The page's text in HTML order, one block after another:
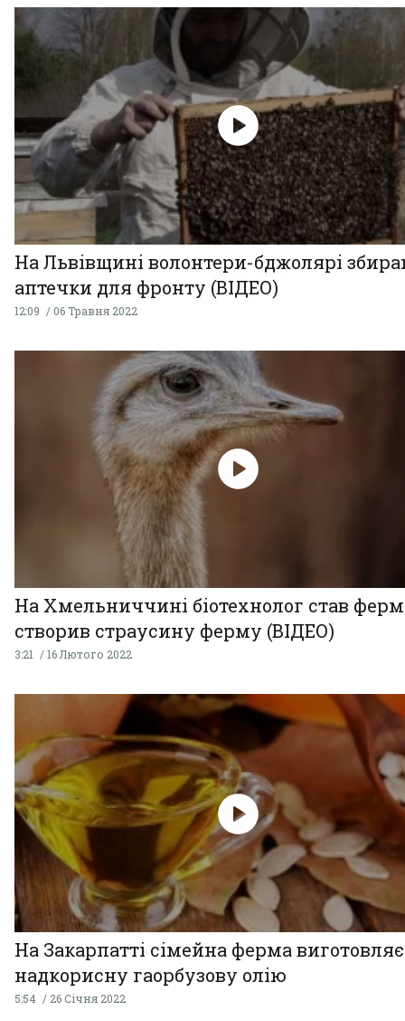
На Львівщині волонтери-бджолярі
аптечки для фронту (ВІДЕО)
12:09 06 Травня 2022
На Хмельниччині біотехнолог став
створив страусину ферму (ВІДЕО)
3:21 16 Лютого 2022
На Закарпатті сімейна ферма виготовляє
надкорисну гаорбузову олію
5:54 26 Січня 2022